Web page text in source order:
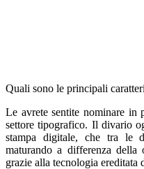
Quali sono le principali
Le avrete sentite nominare in
settore tipografico. Il divario
stampa digitale, che tra le
maturando a differenza
grazie alla tecnologia ereditata